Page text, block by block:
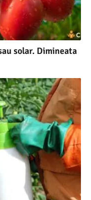
solar. Dimineata